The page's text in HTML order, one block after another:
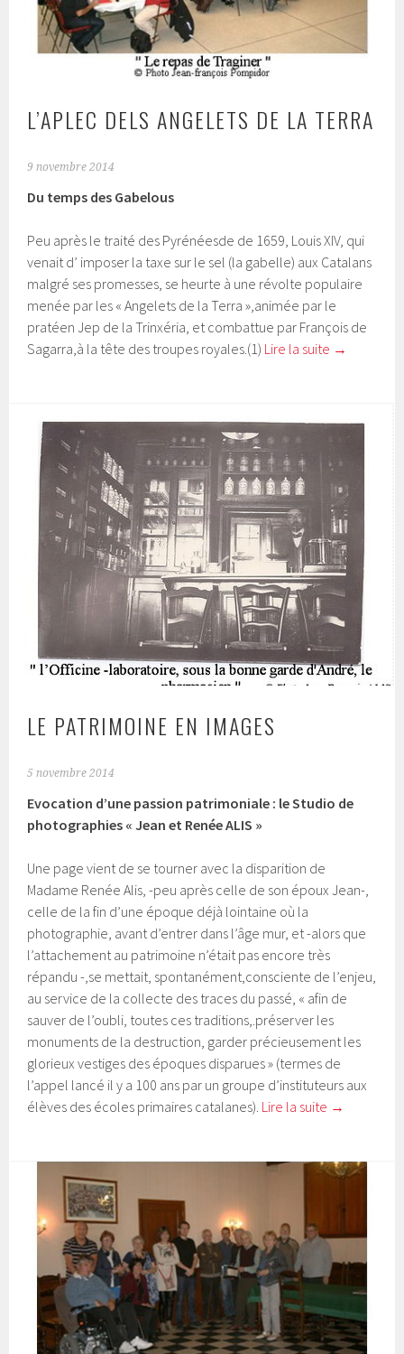
L’APLEC DELS ANGELETS DE LA TERRA
9 novembre 2014
Du temps des Gabelous
Peu après le traité des Pyrénéesde de 1659, Louis XIV, qui
venait d’ imposer la taxe sur le sel (la gabelle) aux Catalans
malgré ses promesses, se heurte à une révolte populaire
menée par les « Angelets de la Terra »,animée par le
pratéen Jep de la Trinxéria, et combattue par François de
Sagarra,à la tête des troupes royales.(1) Lire la suite →
LE PATRIMOINE EN IMAGES
5 novembre 2014
Evocation d’une passion patrimoniale : le Studio de
photographies « Jean et Renée ALIS »
Une page vient de se tourner avec la disparition de
Madame Renée Alis, -peu après celle de son époux Jean-,
celle de la fin d’une époque déjà lointaine où la
photographie, avant d’entrer dans l’âge mur, et -alors que
l’attachement au patrimoine n’était pas encore très
répandu -,se mettait, spontanément,consciente de l’enjeu,
au service de la collecte des traces du passé, « afin de
sauver de l’oubli, toutes ces traditions,.préserver les
monuments de la destruction, garder précieusement les
glorieux vestiges des époques disparues » (termes de
l’appel lancé il y a 100 ans par un groupe d’instituteurs aux
élèves des écoles primaires catalanes). Lire la suite →